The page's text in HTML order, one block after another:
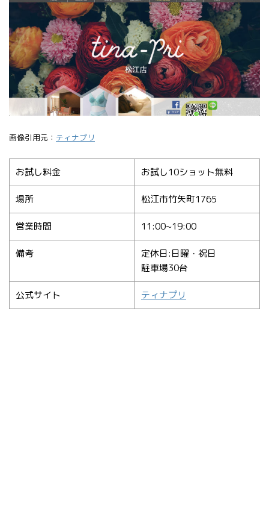
画像引用元： ティナプリ
お試し料金 お試し10ショット無料
場所 松江市竹矢町1765
営業時間 11:00~19:00
備考
定休日:日曜・祝日
駐車場30台
公式サイト ティナプリ